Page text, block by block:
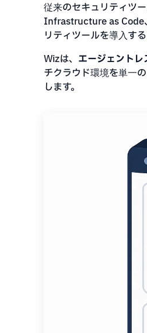
従来のセキュリティツ
Infrastructure as Code
リティツールを導入す
Wizは、 エージェント
チクラウド環境を単一
します。